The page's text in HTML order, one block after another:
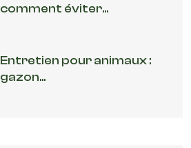
comment éviter...
Entretien pour animaux :
gazon...